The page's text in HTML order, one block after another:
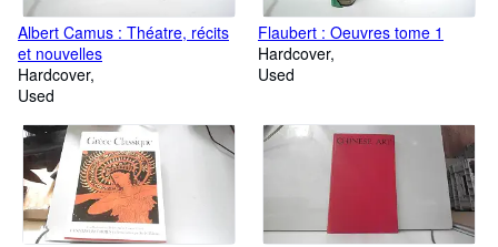
Albert Camus : Théatre, récits
et nouvelles
Hardcover
Used
Flaubert : Oeuvres tome 1
Hardcover
Used